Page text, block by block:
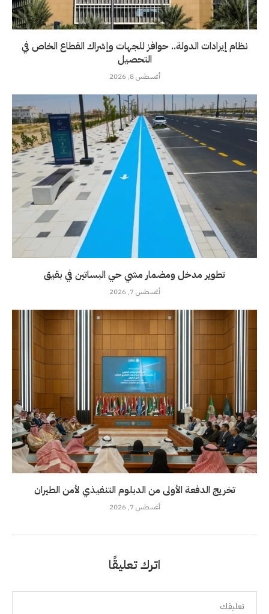
نظام إيرادات الدولة.. حوافز للجهات وإشراك القطاع الخاص في
التحصيل
أغسطس 8, 2026
تطوير مدخل ومضمار مشي حي البساتين في بقيق
أغسطس 7, 2026
تخريج الدفعة الأولى من الدبلوم التنفيذي لأمن الطيران
أغسطس 7, 2026
اترك تعليقًا